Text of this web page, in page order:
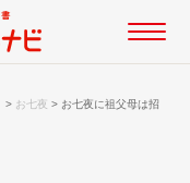
> お七夜 > お七夜に祖父母は招